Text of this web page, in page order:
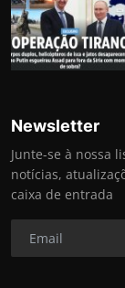
Newsletter
Junte-se à nossa
notícias,
caixa de entrada